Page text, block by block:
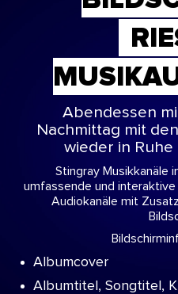
Abendessen
Nachmittag mit
wieder in Ruhe
Stingray Musikkanäle
umfassende und
Audiokanäle mit
Albumcover
Albumtitel, Songtitel,